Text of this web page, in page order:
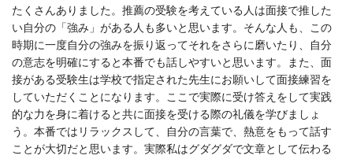
たくさんありました。推薦の受験を考えている人は面接で推した
い自分の「強み」がある人も多いと思います。そんな人も、この
時期に一度自分の強みを振り返ってそれをさらに磨いたり、自分
の意志を明確にすると本番でも話しやすいと思います。また、面
接がある受験生は学校で指定された先生にお願いして面接練習を
していただくことになります。ここで実際に受け答えをして実践
的な力を身に着けると共に面接を受ける際の礼儀を学びましょ
う。本番ではリラックスして、自分の言葉で、熱意をもって話す
ことが大切だと思います。実際私はグダグダで文章として伝わる